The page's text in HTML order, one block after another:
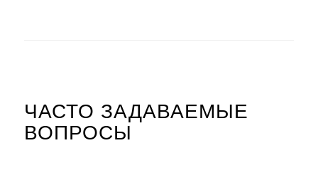
ЧАСТО ЗАДАВАЕМЫЕ
ВОПРОСЫ